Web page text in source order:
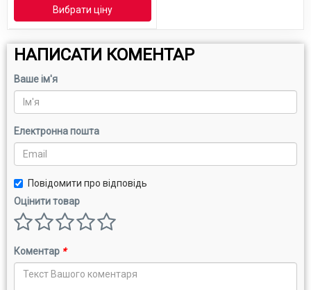
Вибрати ціну
НАПИСАТИ КОМЕНТАР
Ваше ім'я
Електронна пошта
Повідомити про відповідь
Оцінити товар
Коментар *